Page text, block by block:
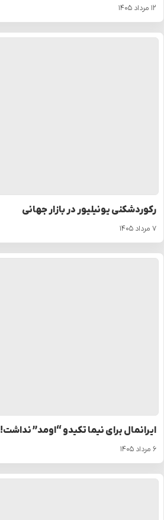
۱۲ مرداد ۱۴۰۵
رکوردشکنی یونیلیور در بازار جهانی
۷ مرداد ۱۴۰۵
ایرانمال برای نیما تکیدو “اومد” نداشت!
۶ مرداد ۱۴۰۵